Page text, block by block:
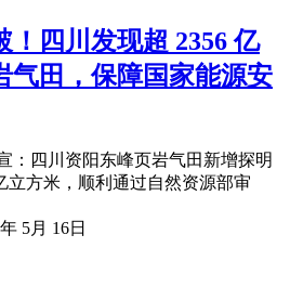
！四川发现超 2356 亿
气田，保障国家能源安
：四川资阳东峰页岩气田新增探明
立方米，顺利通过自然资源部审
5月 16日